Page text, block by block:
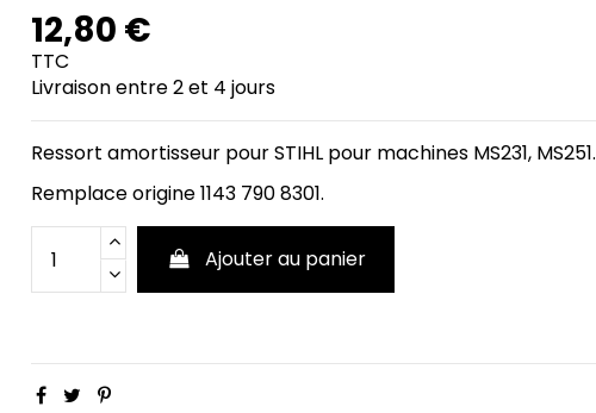
12,80 €
TTC
Livraison entre 2 et 4 jours
Ressort amortisseur pour STIHL pour machines MS231, MS251.
Remplace origine 1143 790 8301.
Ajouter au panier